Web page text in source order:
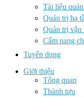
Tài liệu
Quản trị hạ
Quản trị vận
Cẩm nang
Tuyển dụng
Giới thiệu
Tổng quan
Thành tựu